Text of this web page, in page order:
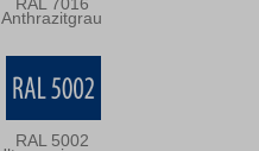
Anthrazitgrau
RAL 5002